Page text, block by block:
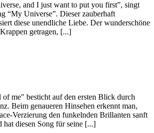
and I just want to put you first”, singt
“My Universe”. Dieser zauberhaft
diese unendliche Liebe. Der wunderschöne
getragen, [...]
me" besticht auf den ersten Blick durch
Beim genaueren Hinsehen erkennt man,
Verzierung den funkelnden Brillanten sanft
hat diesen Song für seine [...]